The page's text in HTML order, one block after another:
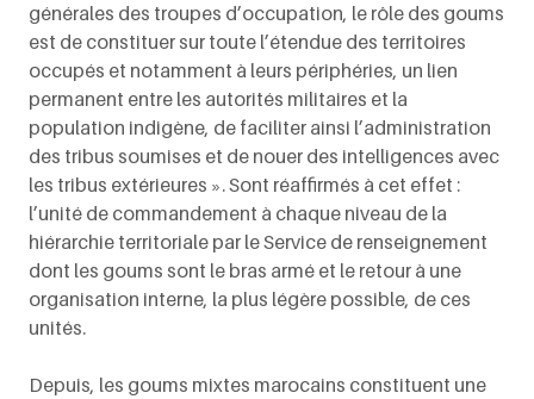
générales des troupes d’occupation, le rôle des goums
est de constituer sur toute l’étendue des territoires
occupés et notamment à leurs périphéries, un lien
permanent entre les autorités militaires et la
population indigène, de faciliter ainsi l’administration
des tribus soumises et de nouer des intelligences avec
les tribus extérieures ». Sont réaffirmés à cet effet :
l’unité de commandement à chaque niveau de la
hiérarchie territoriale par le Service de renseignement
dont les goums sont le bras armé et le retour à une
organisation interne, la plus légère possible, de ces
unités.
Depuis, les goums mixtes marocains constituent une